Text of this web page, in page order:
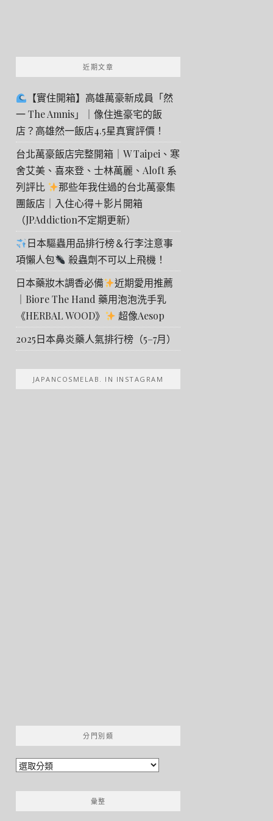
近期文章
【實住開箱】高雄萬豪新成員「然
一 The Amnis」｜像住進豪宅的飯
店？高雄然一飯店4.5星真實評價！
台北萬豪飯店完整開箱｜W Taipei、寒
舍艾美、喜來登、士林萬麗、Aloft 系
列評比
那些年我住過的台北萬豪集
團飯店｜入住心得＋影片開箱
（JPAddiction不定期更新）
日本驅蟲用品排行榜＆行李注意事
項懶人包
殺蟲劑不可以上飛機！
日本藥妝木調香必備
近期愛用推薦
｜Biore The Hand 藥用泡泡洗手乳
《HERBAL WOOD》
超像Aesop
2025日本鼻炎藥人氣排行榜（5–7月）
JAPANCOSMELAB. IN INSTAGRAM
分門別類
分
別
彙整